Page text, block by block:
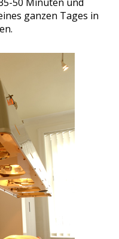
ganzen Tages in